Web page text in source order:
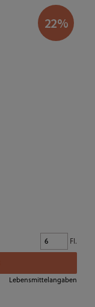
22%
Fl.
Lebensmittelangaben